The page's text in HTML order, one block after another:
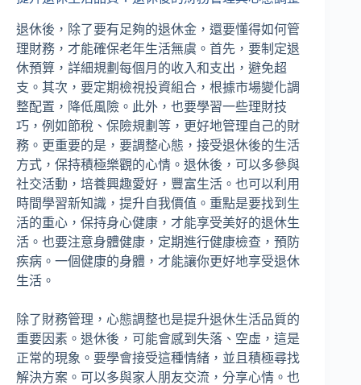
退休後，除了要有足夠的退休金，還要懂得如何管
理財務，才能確保老年生活無虞。首先，要制定退
休預算，詳細規劃每個月的收入和支出，避免超
支。其次，要定期檢視投資組合，根據市場變化調
整配置，降低風險。此外，也要學習一些理財技
巧，例如節稅、保險規劃等，更好地管理自己的財
務。更重要的是，要調整心態，接受退休後的生活
方式，保持積極樂觀的心情。退休後，可以多參與
社交活動，培養興趣愛好，豐富生活。也可以利用
時間學習新知識，提升自我價值。重點是要找到生
活的重心，保持身心健康，才能享受美好的退休生
活。也要注意身體健康，定期進行健康檢查，預防
疾病。一個健康的身體，才能讓你更好地享受退休
生活。
除了財務管理，心態調整也是提升退休生活品質的
重要因素。退休後，可能會感到失落、空虛，這是
正常的現象。要學會接受這種情緒，並且積極尋找
解決方案。可以多與家人朋友交流，分享心情。也